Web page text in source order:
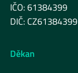
IČO: 61384399
DIČ: CZ61384399
Děkan